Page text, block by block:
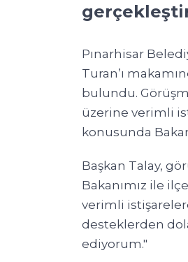
Pınarhisar
Turan’ı
bulundu.
üzerine verimli
konusunda
Başkan Talay,
Bakanımız ile
verimli
desteklerden
ediyorum."